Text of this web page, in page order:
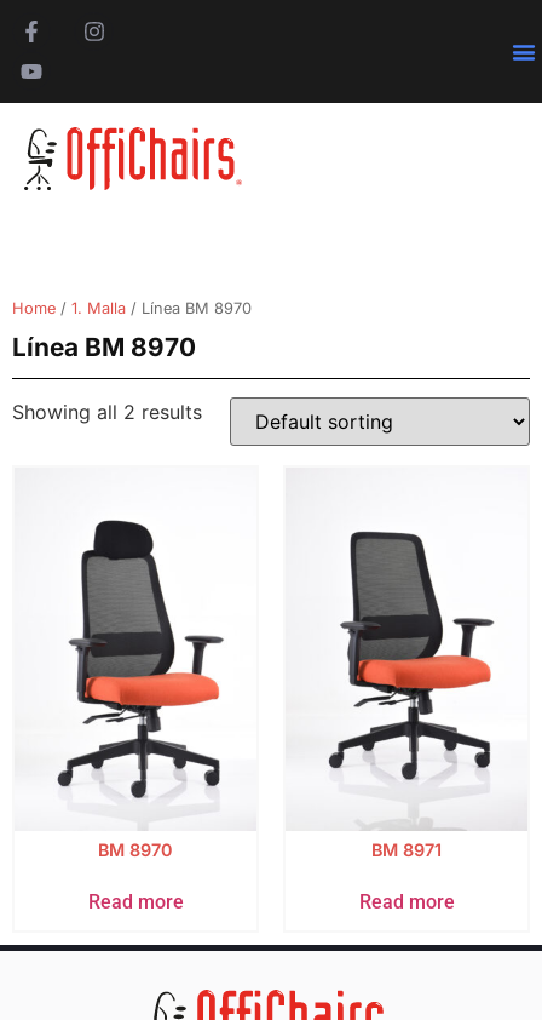
Home / 1. Malla / Línea BM 8970
Línea BM 8970
Showing all 2 results
BM 8970
Read more
BM 8971
Read more